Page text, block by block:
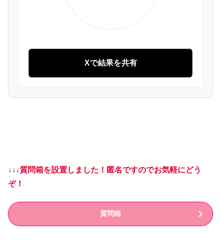
Xで結果を共有
↓↓↓質問箱を設置しました！匿名ですのでお気軽にどう
ぞ！
質問箱